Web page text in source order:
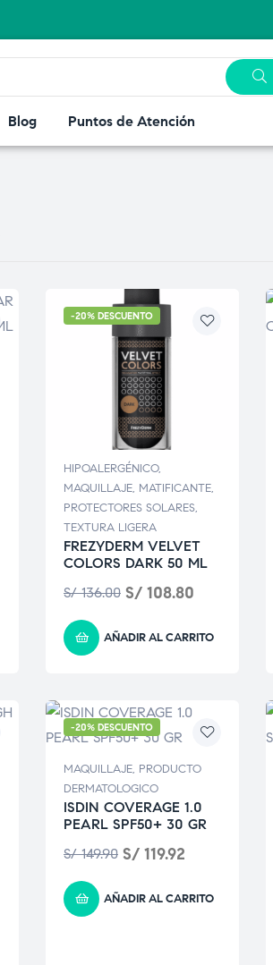
Blog Puntos de Atención
-20% DESCUENTO
HIPOALERGÉNICO,
MAQUILLAJE, MATIFICANTE,
PROTECTORES SOLARES,
TEXTURA LIGERA
FREZYDERM VELVET
COLORS DARK 50 ML
S/136.00 S/ 108.80
AÑADIR AL CARRITO
-20% DESCUENTO
MAQUILLAJE, PRODUCTO
DERMATOLOGICO
ISDIN COVERAGE 1.0
PEARL SPF50+ 30 GR
S/149.90 S/ 119.92
AÑADIR AL CARRITO